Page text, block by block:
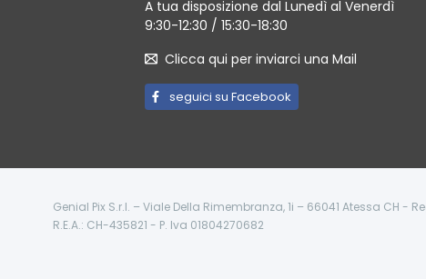
A tua disposizione dal Lunedì al Venerdì
9:30-12:30 / 15:30-18:30
Clicca qui per inviarci una Mail
seguici su Facebook
Genial Pix S.r.l. – Viale Della Rimembranza, 1i – 66041 Atessa CH -
R.E.A.: CH-435821 - P. Iva 01804270682